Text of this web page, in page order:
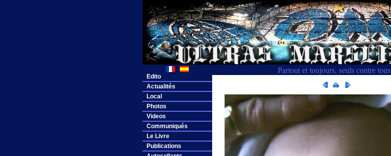
Partout et toujours, seuls contre tous
Edito
Actualités
Local
Photos
Videos
Communiqués
Le Livre
Publications